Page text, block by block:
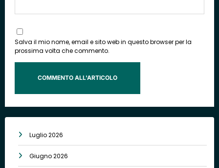
Salva il mio nome, email e sito web in questo browser per la
prossima volta che commento.
Luglio 2026
Giugno 2026